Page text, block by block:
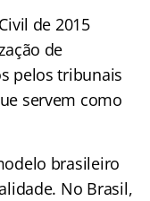
de 2015
de
pelos tribunais
servem como
brasileiro
No Brasil,